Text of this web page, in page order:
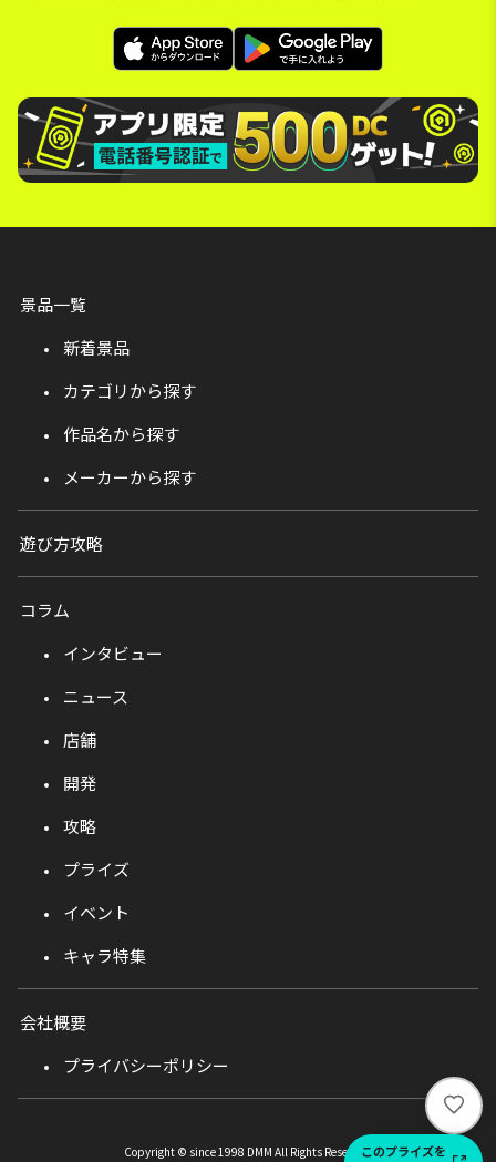
い
い
このプライズを
景品一覧
新着景品
カテゴリから探す
作品名から探す
メーカーから探す
遊び方攻略
コラム
インタビュー
ニュース
店舗
開発
攻略
プライズ
イベント
キャラ特集
会社概要
プライバシーポリシー
Copyright © since 1998 DMM All Rights Reserved.